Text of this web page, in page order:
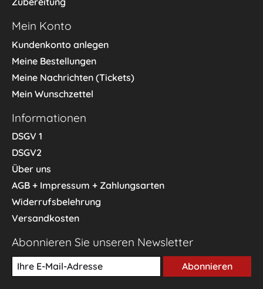
Mein Konto
Kundenkonto anlegen
Meine Bestellungen
Meine Nachrichten (Tickets)
Mein Wunschzettel
Informationen
DSGV 1
DSGV2
Über uns
AGB + Impressum + Zahlungsarten
Widerrufsbelehrung
Versandkosten
Abonnieren Sie unseren Newsletter
Abonnieren